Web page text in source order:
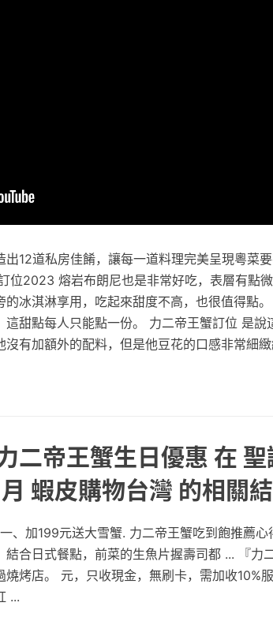
12道私房佳餚，讓每一道料理完美呈現粵菜
位2023 熔岩布朗尼也是非常好吃，表層有點
冰淇淋享用，吃起來甜度不高，也很值得點
甜點每人只能點一份。 力二帝王蟹訂位 是說
有加額外的配料，但是他豆花的口感非常細
二帝王蟹生日優惠 在
蝦皮購物台灣 的相關
、加199元送大雪蟹. 力二帝王蟹吃到飽推薦心
合日式餐點，前菜的生魚片握壽司都 ... 『力
烤店。 元，只收現金，無刷卡，需加收10%
...